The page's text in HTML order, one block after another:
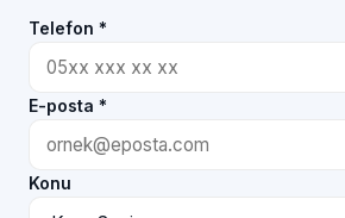
Telefon *
E-posta *
Konu